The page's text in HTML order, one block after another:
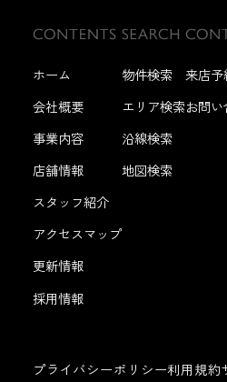
ホーム
会社概要
事業内容
店舗情報
スタッフ紹介
アクセスマップ
更新情報
採用情報
物件検索
エリア検索
沿線検索
地図検索
来店予
お問
プライバシーポリシー利用規約